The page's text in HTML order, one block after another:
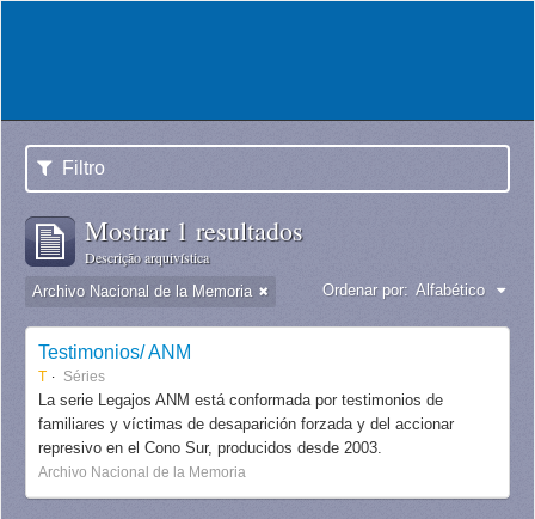
Filtro
Mostrar 1 resultados
Descrição arquivística
Archivo Nacional de la Memoria Ordenar por: Alfabético
Testimonios/ ANM
T Séries
La serie Legajos ANM está conformada por testimonios de
familiares y víctimas de desaparición forzada y del accionar
represivo en el Cono Sur, producidos desde 2003.
Archivo Nacional de la Memoria